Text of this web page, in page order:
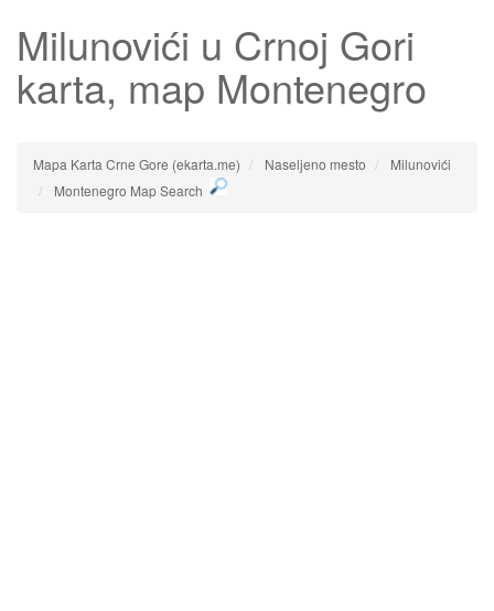
Milunovići u Crnoj Gori
karta, map Montenegro
Mapa Karta Crne Gore (ekarta.me) Naseljeno mesto
Milunovići
Montenegro Map Search